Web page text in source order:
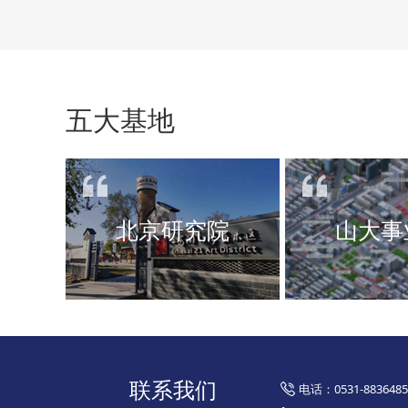
五大基地
北京研究院 山大
联系我们
电话：0531-